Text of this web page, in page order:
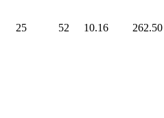
25 52 10.16 262.50